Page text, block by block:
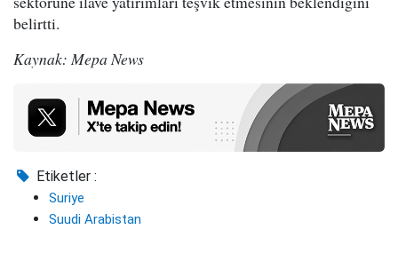
belirtti.
Kaynak: Mepa News
Etiketler :
Suriye
Suudi Arabistan